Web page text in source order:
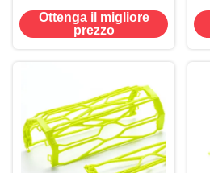
contro gli insetti
volanti
Ottenga il migliore
prezzo